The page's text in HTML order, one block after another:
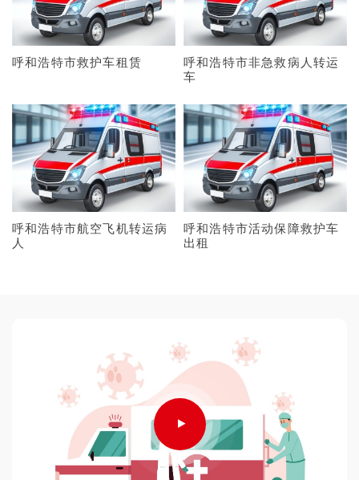
呼和浩特市救护车租赁
呼和浩特市非急救病人转运
车
呼和浩特市航空飞机转运病
人
呼和浩特市活动保障救护车
出租